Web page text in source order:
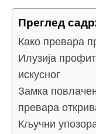
Преглед
Како превара
Илузија
искусног
Замка
превара
Кључни